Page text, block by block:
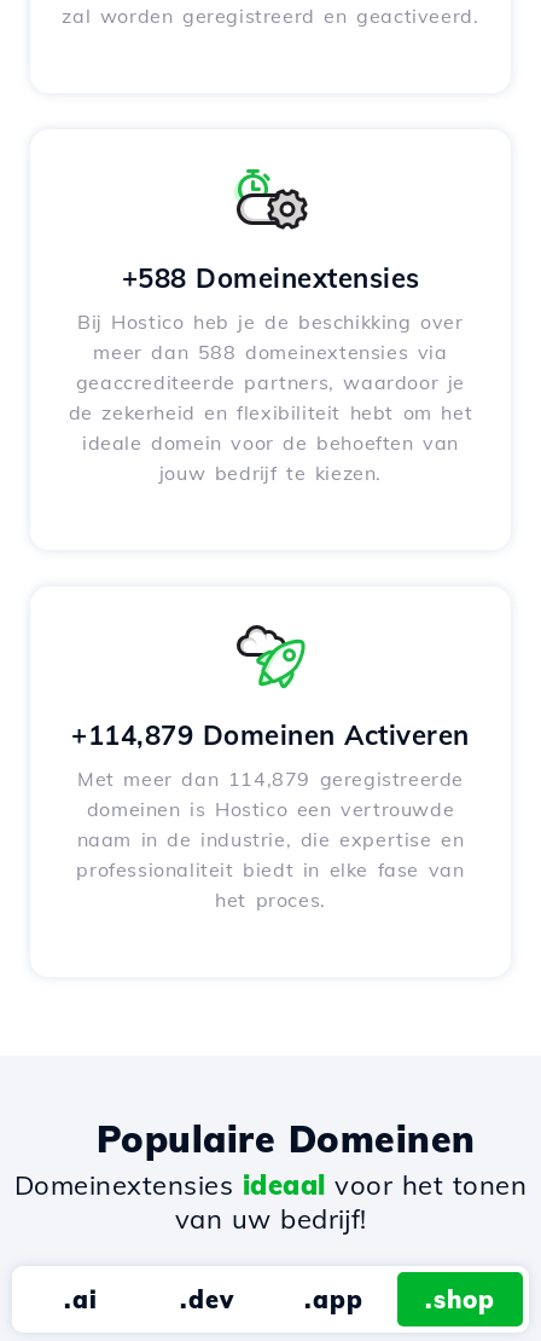
zal worden geregistreerd en geactiveerd.
+588 Domeinextensies
Bij Hostico heb je de beschikking over
meer dan 588 domeinextensies via
geaccrediteerde partners, waardoor je
de zekerheid en flexibiliteit hebt om het
ideale domein voor de behoeften van
jouw bedrijf te kiezen.
+114,879 Domeinen Activeren
Met meer dan 114,879 geregistreerde
domeinen is Hostico een vertrouwde
naam in de industrie, die expertise en
professionaliteit biedt in elke fase van
het proces.
Populaire Domeinen
Domeinextensies ideaal voor het tonen
van uw bedrijf!
.ai .dev .app .shop